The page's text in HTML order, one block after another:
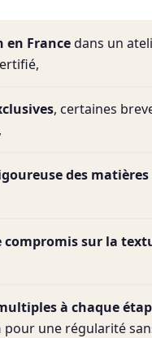
en Francedans un
, certaines
des matières
compromis sur la
à chaque
pour une régularité